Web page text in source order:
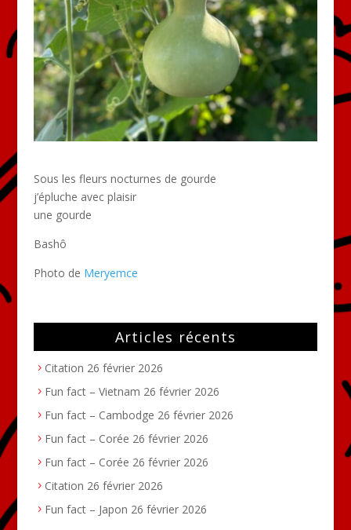
Sous les fleurs nocturnes de gourde
j’épluche avec plaisir
une gourde
Bashô
Photo de Meryemce
Articles récents
Citation 26 février 2026
Fun fact – Vietnam 26 février 2026
Fun fact – Cambodge 26 février 2026
Fun fact – Corée 26 février 2026
Fun fact – Corée 26 février 2026
Citation 26 février 2026
Fun fact – Japon 26 février 2026